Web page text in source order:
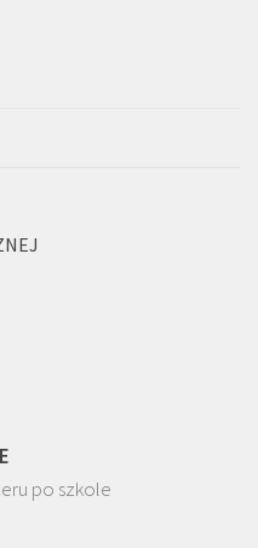
po szkole